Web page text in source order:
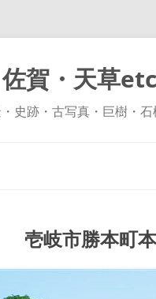
賀・天草
史跡・古写真・巨樹・
岐市勝本町